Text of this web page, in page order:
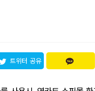
트위터 공유